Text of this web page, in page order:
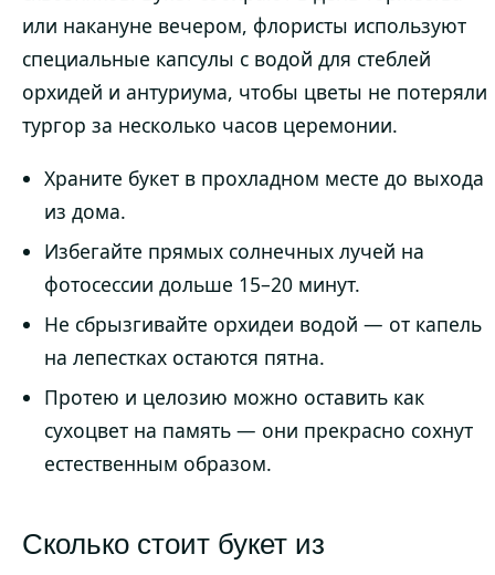
или накануне вечером, флористы используют
специальные капсулы с водой для стеблей
орхидей и антуриума, чтобы цветы не потеряли
тургор за несколько часов церемонии.
Храните букет в прохладном месте до выхода
из дома.
Избегайте прямых солнечных лучей на
фотосессии дольше 15–20 минут.
Не сбрызгивайте орхидеи водой — от капель
на лепестках остаются пятна.
Протею и целозию можно оставить как
сухоцвет на память — они прекрасно сохнут
естественным образом.
Сколько стоит букет из